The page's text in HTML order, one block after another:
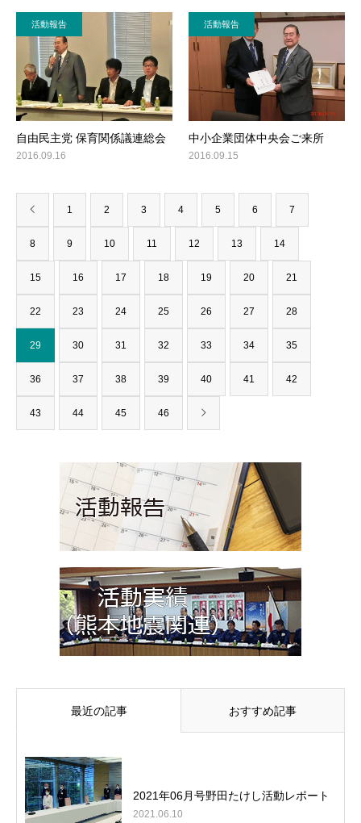
活動報告
自由民主党 保育関係議連総会
2016.09.16
活動報告
中小企業団体中央会ご来所
2016.09.15
1 2 3 4 5 6 7
8 9 10 11 12 13 14
15 16 17 18 19 20 21
22 23 24 25 26 27 28
29 30 31 32 33 34 35
36 37 38 39 40 41 42
43 44 45 46
最近の記事 おすすめ記事
2021年06月号野田たけし活動レポート
2021.06.10